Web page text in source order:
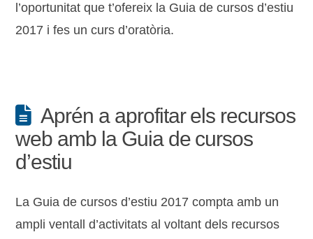
l’oportunitat que t’ofereix la Guia de cursos d’estiu
2017 i fes un curs d’oratòria.
Aprén a aprofitar els recursos
web amb la Guia de cursos
d’estiu
La Guia de cursos d’estiu 2017 compta amb un
ampli ventall d’activitats al voltant dels recursos